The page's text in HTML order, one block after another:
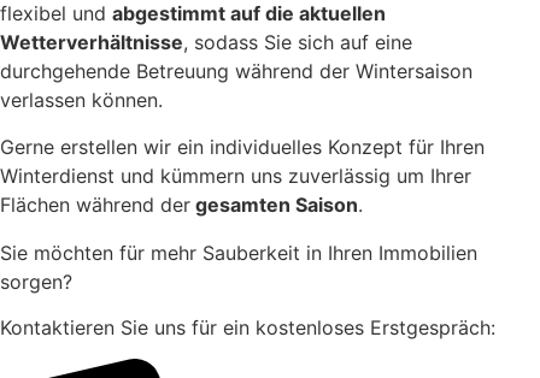
flexibel und abgestimmt auf die aktuellen
Wetterverhältnisse, sodass Sie sich auf eine
durchgehende Betreuung während der Wintersaison
verlassen können.
Gerne erstellen wir ein individuelles Konzept für Ihren
Winterdienst und kümmern uns zuverlässig um Ihrer
Flächen während der gesamten Saison.
Sie möchten für mehr Sauberkeit in Ihren Immobilien
sorgen?
Kontaktieren Sie uns für ein kostenloses Erstgespräch: